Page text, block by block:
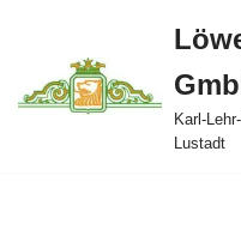
Inhalt
springen
Karl-
Lustadt